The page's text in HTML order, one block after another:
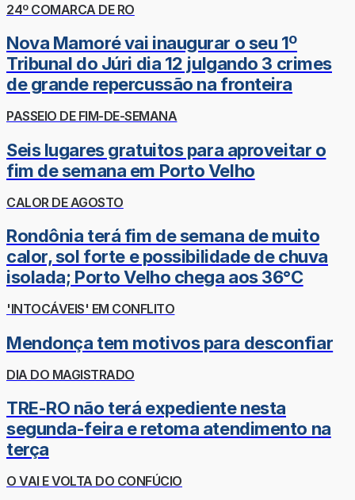
24º COMARCA DE RO
Nova Mamoré vai inaugurar o seu 1º
Tribunal do Júri dia 12 julgando 3 crimes
de grande repercussão na fronteira
PASSEIO DE FIM-DE-SEMANA
Seis lugares gratuitos para aproveitar o
fim de semana em Porto Velho
CALOR DE AGOSTO
Rondônia terá fim de semana de muito
calor, sol forte e possibilidade de chuva
isolada; Porto Velho chega aos 36°C
'INTOCÁVEIS' EM CONFLITO
Mendonça tem motivos para desconfiar
DIA DO MAGISTRADO
TRE-RO não terá expediente nesta
segunda-feira e retoma atendimento na
terça
O VAI E VOLTA DO CONFÚCIO